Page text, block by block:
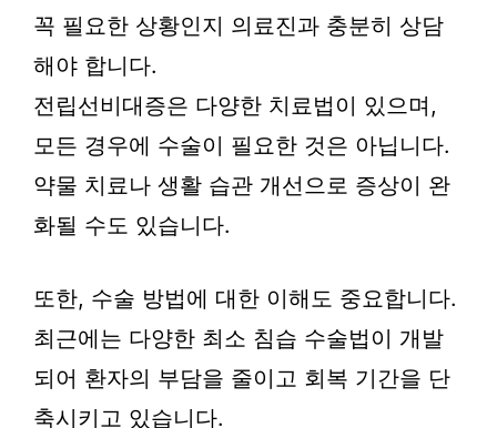
꼭 필요한 상황인지 의료진과 충분히 상담
해야 합니다.
전립선비대증은 다양한 치료법이 있으며,
모든 경우에 수술이 필요한 것은 아닙니다.
약물 치료나 생활 습관 개선으로 증상이 완
화될 수도 있습니다.
또한, 수술 방법에 대한 이해도 중요합니다.
최근에는 다양한 최소 침습 수술법이 개발
되어 환자의 부담을 줄이고 회복 기간을 단
축시키고 있습니다.